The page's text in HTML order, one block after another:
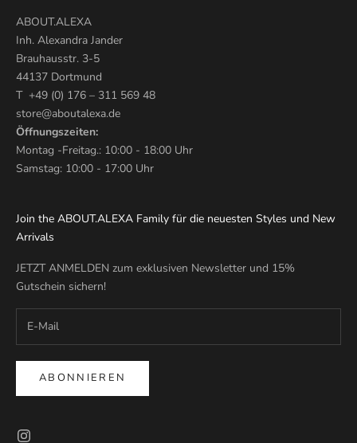
ABOUT.ALEXA
Inh. Alexandra Jander
Brauhausstr. 3-5
44137 Dortmund
T +49 (0) 176 – 311 569 48
store@aboutalexa.de
Öffnungszeiten:
Montag -Freitag.: 10:00 - 18:00 Uhr
Samstag: 10:00 - 17:00 Uhr
Join the ABOUT.ALEXA Family für die neuesten Styles und New
Arrivals
JETZT ANMELDEN zum exklusiven Newsletter und 15%
Gutschein sichern!
ABONNIEREN